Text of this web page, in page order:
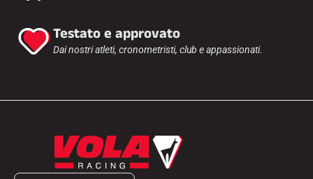
Testato e approvato
Dai nostri atleti, cronometristi, club e appassionati.